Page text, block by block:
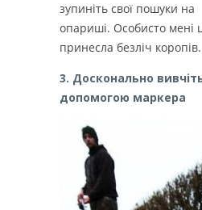
зупиніть свої пошуки на
опариші. Особисто мені
принесла безліч коропів.
3. Досконально
допомогою маркера